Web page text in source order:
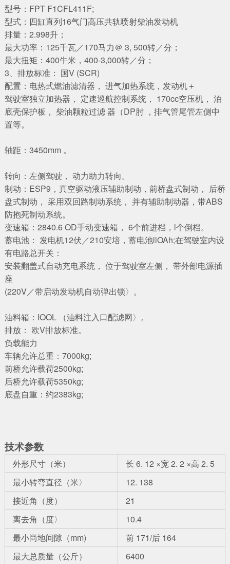
型号：FPT F1CFL411F;
型式：四缸直列16气门高压共轨喷射柴油发动机
排量：2.998升；
最大功率：125千瓦／170马力＠ 3, 500转／分；
最大扭矩：400牛米，400-3,000转／分；
3、排放标准： 国V (SCR)
配置：电热式燃油滤清器， 进气加热系统，发动机＋
驾驶室独立加热器， 定速巡航控制系统， 170cc空压机， 泊
底壳保护板， 柴油颗粒过滤 器（DP肘 ，排气管尾管左侧中
置等。
轴距：3450mm 。
转向：左侧驾驶， 动力助力转向。
制动：ESP9，真空驱动液压辅助制动，前桥盘式制动， 后桥
盘式制动， 采用双回路制动系统， 并有辅助制动器，带ABS
防抱死制动系统。
变速箱：2840.6 OD手动变速箱， 6个前进档，l个倒档。
蓄电池： 发电机12伏／210安培，蓄电池llOAh;在驾驶室内设
有电路总开关：
安装翻盖式自动充电系统， 位于驾驶室左侧， 带外部电源插
座
(220V／带启动发动机自动弹出锁〉。
油料箱：IOOL （油料注入口配滤网〉。
排放： 欧V排放标准。
负载能力
车辆允许总重：7000kg;
前桥允许载荷2500kg;
后桥允许载荷5350kg;
底盘自重：约2383kg;
技术参数
外形尺寸（米）
长 6. 12 ×宽 2. 2 ×高 2. 5
最小转弯直径（米〉
12. 138
接近角（度）
21
离去角（度〉
10.4
最小尚地间隙（mm)
前 171/后 164
最大总质量（公斤）
6400